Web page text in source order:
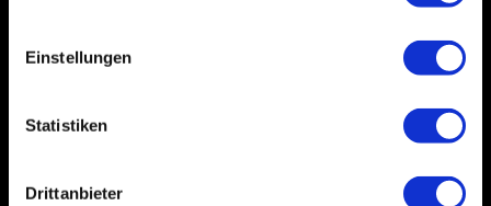
Einstellungen
Statistiken
Drittanbieter